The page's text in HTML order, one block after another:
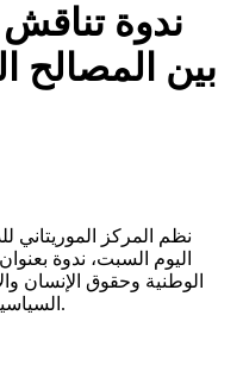
ندوة
بين المصالح
نظم المركز الموريتاني
اليوم السبت، ندوة
الوطنية وحقوق الإنسان
السياسيين والأكاديميين والباحثين والإعلاميين.